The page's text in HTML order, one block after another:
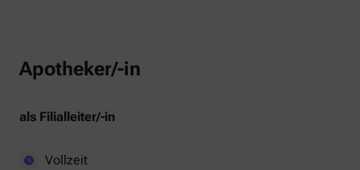
Apotheker/-in
als Filialleiter/-in
Vollzeit